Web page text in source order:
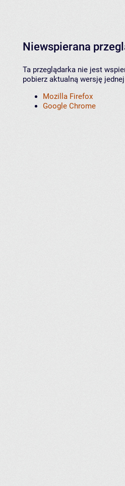
Niewspierana
Ta przeglądarka nie jest
pobierz aktualną wersję
Mozilla Firefox
Google Chrome